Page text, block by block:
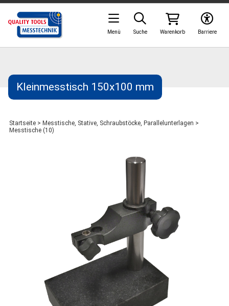
Kleinmesstisch 150x100 mm
Startseite > Messtische, Stative, Schraubstöcke, Parallelunterlagen >
Messtische (10)
Barriere
Warenkorb
Suche
Menü